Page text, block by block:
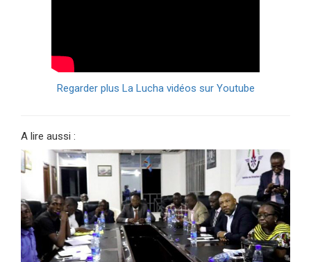
Regarder plus La Lucha vidéos sur Youtube
A lire aussi :